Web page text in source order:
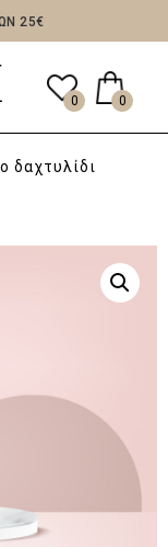
25€
0 0
δαχτυλίδι